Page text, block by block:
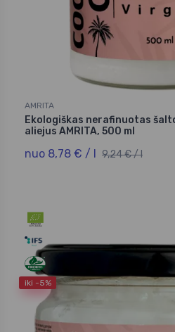
AMRITA
Ekologiškas nerafinuotas
aliejus AMRITA, 500 ml
nuo 8,78 € / l 9,24 € / l
iki -5%